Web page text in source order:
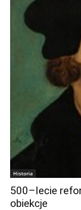
Historia
500–lecie
obiekcje